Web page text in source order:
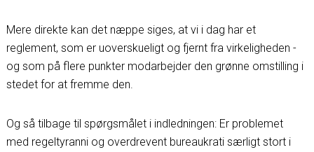
Mere direkte kan det næppe siges, at vi i dag har et
reglement, som er uoverskueligt og fjernt fra virkeligheden -
og som på flere punkter modarbejder den grønne omstilling i
stedet for at fremme den.
Og så tilbage til spørgsmålet i indledningen: Er problemet
med regeltyranni og overdrevent bureaukrati særligt stort i